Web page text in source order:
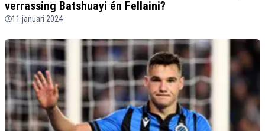
verrassing Batshuayi én Fellaini?
11 januari 2024